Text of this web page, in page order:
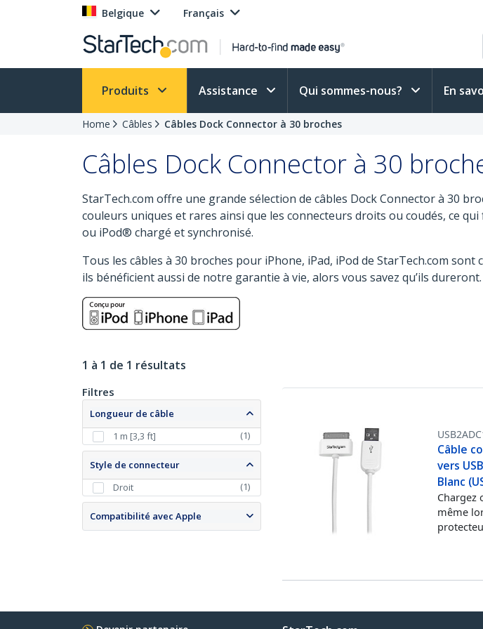
Belgique Français
Produits Assistance Qui sommes-nous? En
Home Câbles Câbles Dock Connector à 30 broches
Câbles Dock Connector à 30
StarTech.com offre une grande sélection de câbles Dock Connector à 30
couleurs uniques et rares ainsi que les connecteurs droits ou coudés, ce
ou iPod® chargé et synchronisé.
Tous les câbles à 30 broches pour iPhone, iPad, iPod de StarTech.com
ils bénéficient aussi de notre garantie à vie, alors vous savez qu’ils dureront.
1 à 1 de 1 résultats
Filtres
Longueur de câble
1 m [3,3 ft]
(1)
Style de connecteur
Droit
(1)
Compatibilité avec Apple
Câble
vers
Blanc
Chargez
même